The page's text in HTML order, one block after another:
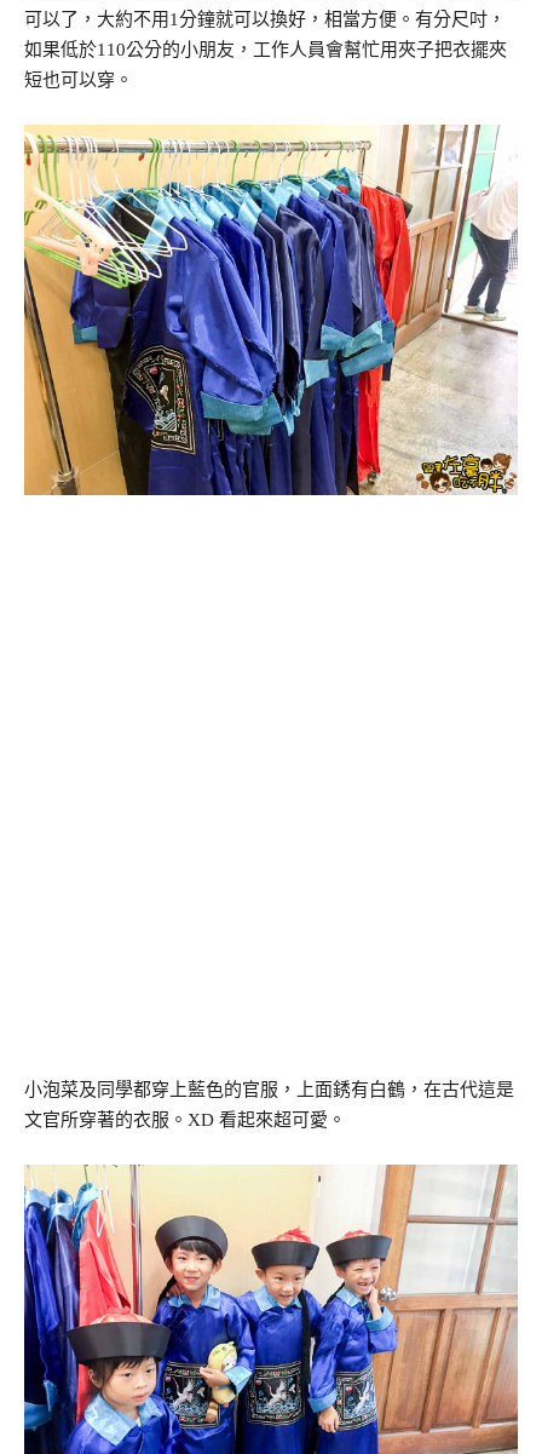
可以了，大約不用1分鐘就可以換好，相當方便。有分尺吋，
如果低於110公分的小朋友，工作人員會幫忙用夾子把衣擺夾
短也可以穿。
小泡菜及同學都穿上藍色的官服，上面銹有白鶴，在古代這是
文官所穿著的衣服。XD 看起來超可愛。